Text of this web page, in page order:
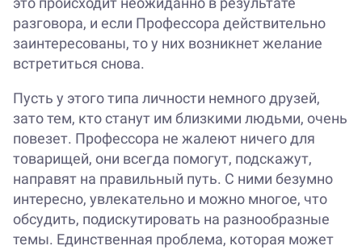
разговора, и если Профессора действительно
заинтересованы, то у них возникнет желание
встретиться снова.
Пусть у этого типа личности немного друзей,
зато тем, кто станут им близкими людьми, очень
повезет. Профессора не жалеют ничего для
товарищей, они всегда помогут, подскажут,
направят на правильный путь. С ними безумно
интересно, увлекательно и можно многое, что
обсудить, подискутировать на разнообразные
темы. Единственная проблема, которая может